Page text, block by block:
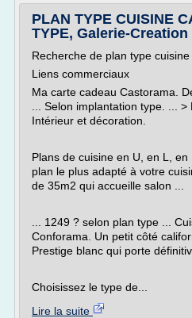
PLAN TYPE CUISINE
TYPE, Galerie-Creation
Recherche de plan type
Liens commerciaux
Ma carte cadeau Castorama.
... Selon implantation type. ...
Intérieur et décoration.
Plans de cuisine en U, en L,
plan le plus adapté à votre
de 35m2 qui accueille salon ...
... 1249 ? selon plan type ...
Conforama. Un petit côté
Prestige blanc qui porte
Choisissez le type de...
Lire la suite